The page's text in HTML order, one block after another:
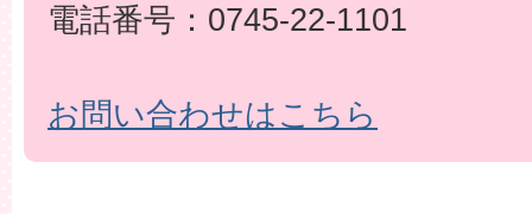
電話番号：0745-22-1101
お問い合わせはこちら